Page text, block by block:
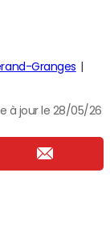
Granges
à jour le 28/05/26